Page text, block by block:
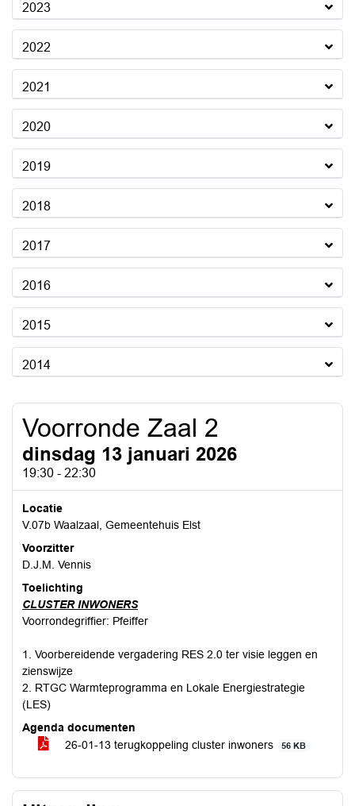
2023
2022
2021
2020
2019
2018
2017
2016
2015
2014
Voorronde Zaal 2
dinsdag 13 januari 2026
19:30 - 22:30
Locatie
V.07b Waalzaal, Gemeentehuis Elst
Voorzitter
D.J.M. Vennis
Toelichting
CLUSTER INWONERS
Voorrondegriffier: Pfeiffer
1. Voorbereidende vergadering RES 2.0 ter visie leggen en
zienswijze
2. RTGC Warmteprogramma en Lokale Energiestrategie
(LES)
Agenda documenten
26-01-13 terugkoppeling cluster inwoners
56 KB